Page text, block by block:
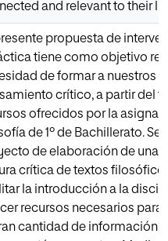
and relevant to their
propuesta de
tiene como objetivo
de formar a nuestros
crítico, a partir del
ofrecidos por la
de 1º de Bachillerato. Se
de elaboración de una
crítica de textos
la introducción a la
recursos necesarios para
cantidad de información